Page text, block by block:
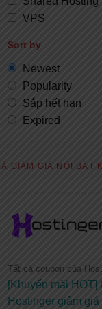
VPS
Sort by
Newest
Popularity
Sắp hết hạn
Expired
GIẢM GIÁ NỔI BẬT
[Khuyến mãi HOT]
Hostinger giảm